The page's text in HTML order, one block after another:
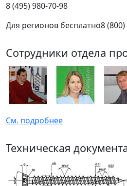
8 (495) 980-70-98
Для регионов бесплатно8
Сотрудники отдела
См. подробнее
Техническая